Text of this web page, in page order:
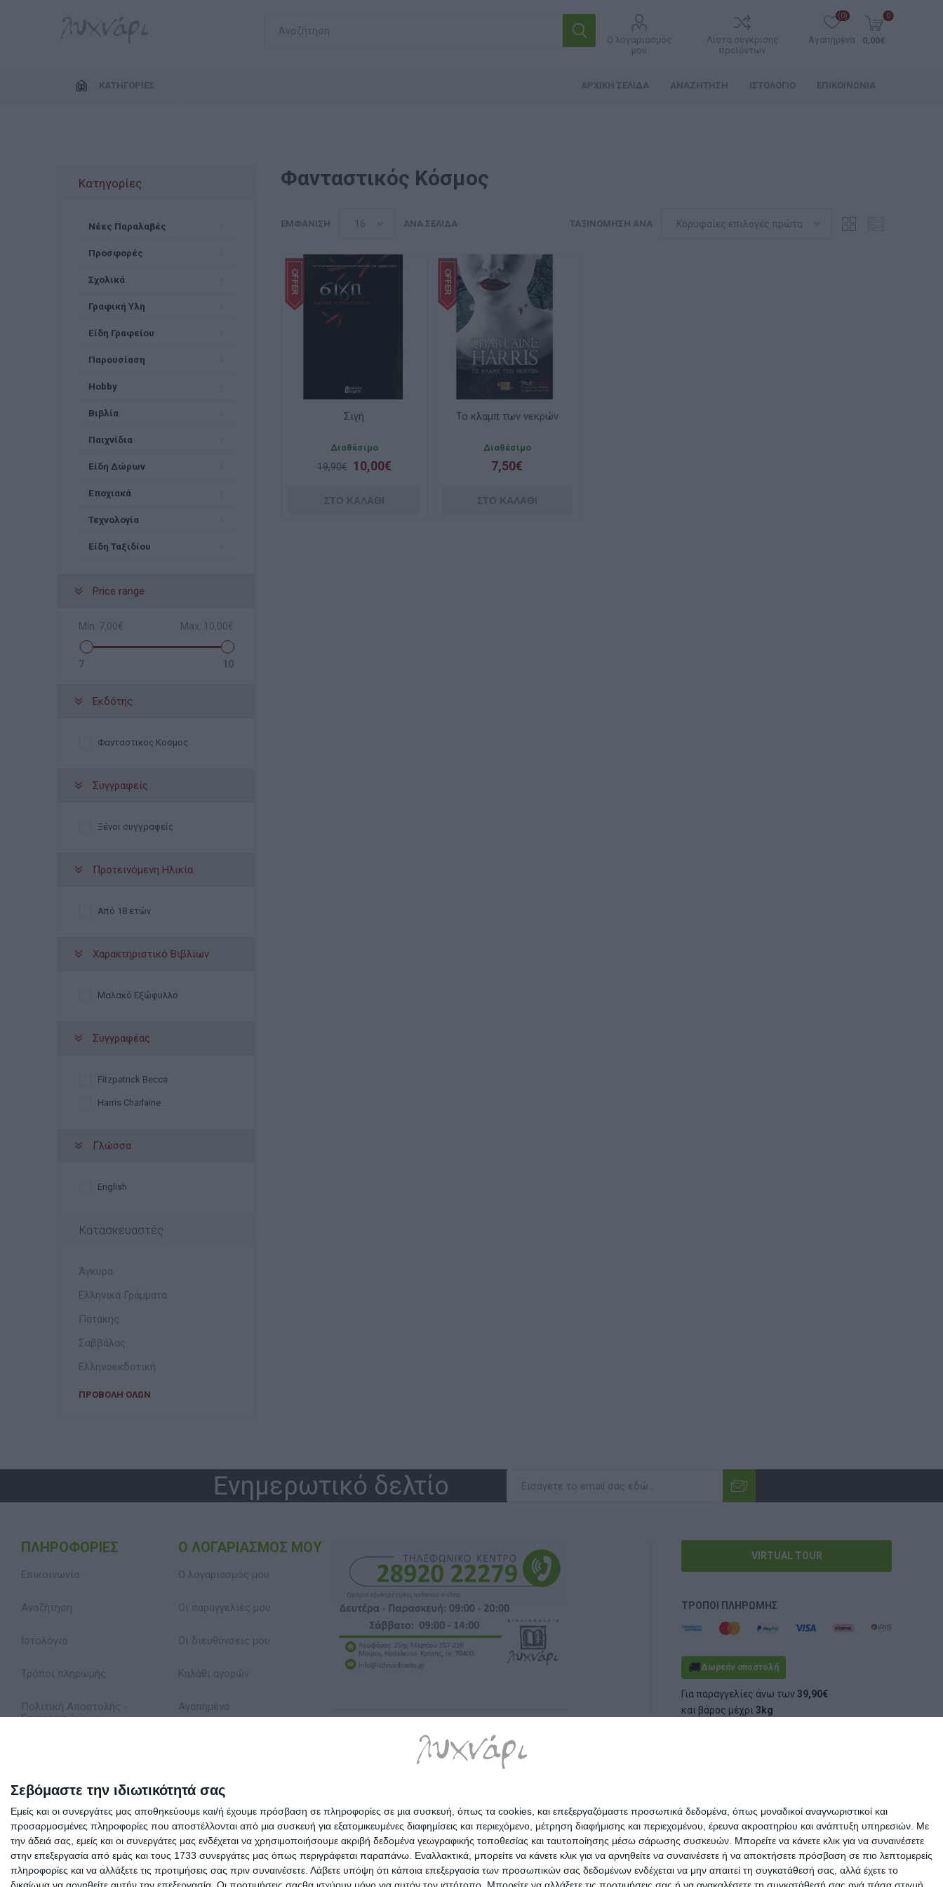
Σεβόμαστε την ιδιωτικότητά σας
Εμείς και οι συνεργάτες μας αποθηκεύουμε και/ή έχουμε πρόσβαση σε πληροφορίες σε μια συσκευή, όπως τα cookies, και επεξεργαζόμαστε προσωπικά δεδομένα, όπως μοναδικοί αναγνωριστικοί και
προσαρμοσμένες πληροφορίες που αποστέλλονται από μια συσκευή για εξατομικευμένες διαφημίσεις και περιεχόμενο, μέτρηση διαφήμισης και περιεχομένου, έρευνα ακροατηρίου και ανάπτυξη υπηρεσιών. Με
την άδειά σας, εμείς και οι συνεργάτες μας ενδέχεται να χρησιμοποιήσουμε ακριβή δεδομένα γεωγραφικής τοποθεσίας και ταυτοποίησης μέσω σάρωσης συσκευών. Μπορείτε να κάνετε κλικ για να συναινέσετε
στην επεξεργασία από εμάς και τους 1733 συνεργάτες μας όπως περιγράφεται παραπάνω. Εναλλακτικά, μπορείτε να κάνετε κλικ για να αρνηθείτε να συναινέσετε ή να αποκτήσετε πρόσβαση σε πιο λεπτομερείς
πληροφορίες και να αλλάξετε τις προτιμήσεις σας πριν συναινέσετε. Λάβετε υπόψη ότι κάποια επεξεργασία των προσωπικών σας δεδομένων ενδέχεται να μην απαιτεί τη συγκατάθεσή σας, αλλά έχετε το
Ο λογαριασμός
μου
Λίστα σύγκρισης
προϊόντων
Αγαπημένα
(0) 0
0,00€
ΚΑΤΗΓΟΡΊΕΣ ΑΡΧΙΚΉ ΣΕΛΊΔΑ ΑΝΑΖΉΤΗΣΗ ΙΣΤΟΛΌΓΙΟ ΕΠΙΚΟΙΝΩΝΊΑ
Φανταστικός Κόσμος
ΤΑΞΙΝΌΜΗΣΗ ΑΝΆ
ΕΜΦΆΝΙΣΗ ΑΝΆ ΣΕΛΊΔΑ
Σιγή
Διαθέσιμο
19,90€ 10,00€
Το κλαμπ των νεκρών
Διαθέσιμο
7,50€
Κατηγορίες
Νέες Παραλαβές
Προσφορές
Σχολικά
Γραφική Υλη
Είδη Γραφείου
Παρουσίαση
Hobby
Βιβλία
Παιχνίδια
Είδη Δώρων
Εποχιακά
Τεχνολογία
Είδη Ταξιδίου
Price range
Min: 7,00€ Max: 10,00€
7 10
Εκδότης
Φανταστικος Κοσμος
Συγγραφείς
Ξένοι συγγραφείς
Προτεινόμενη Ηλικία
Από 18 ετών
Χαρακτηριστικό Βιβλίων
Μαλακό Εξώφυλλο
Συγγραφέας
Fitzpatrick Becca
Harris Charlaine
Γλώσσα
English
Κατασκευαστές
Άγκυρα
Ελληνικά Γράμματα
Πατάκης
Σαββάλας
Ελληνοεκδοτική
ΠΡΟΒΟΛΉ ΌΛΩΝ
Ενημερωτικό δελτίο
ΠΛΗΡΟΦΟΡΊΕΣ
Επικοινωνία
Αναζήτηση
Ιστολόγιο
Τρόποι πληρωμής
Πολιτική Αποστολής -
Επιστροφών
Όροι Χρήσης
Σχετικά με εμάς
Ο ΛΟΓΑΡΙΑΣΜΌΣ ΜΟΥ
Ο λογαριασμός μου
Οι παραγγελίες μου
Οι διευθύνσεις μου
Καλάθι αγορών
Αγαπημένα
VIRTUAL TOUR
ΤΡΌΠΟΙ ΠΛΗΡΩΜΉΣ
🚚Δωρεάν αποστολή
Για παραγγελίες άνω των39,90€
και βάρος μέχρι3kg